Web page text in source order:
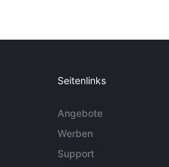
Seitenlinks
Angebote
Werben
Support